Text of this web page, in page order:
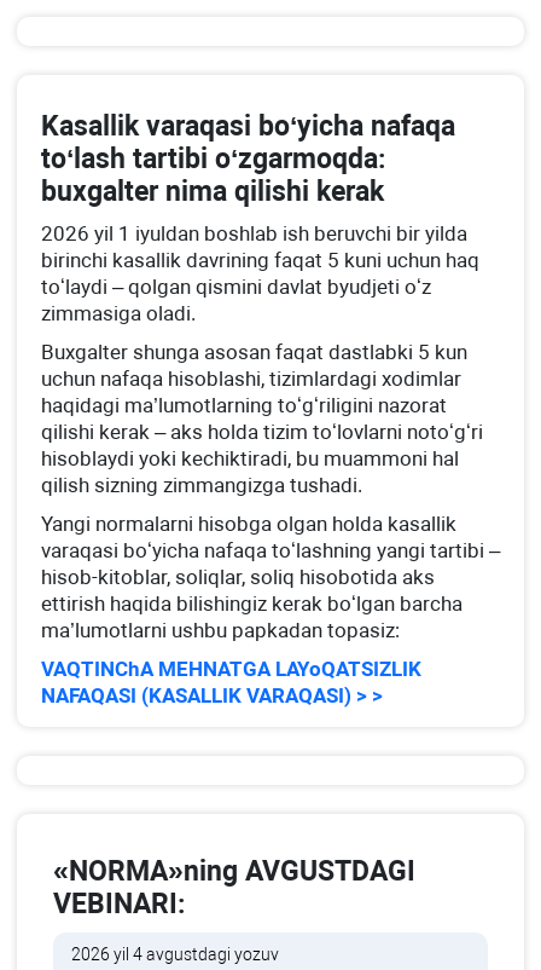
Kasallik varaqasi boʻyicha nafaqa
toʻlash tartibi oʻzgarmoqda:
buхgalter nima qilishi kerak
2026 yil 1 iyuldan boshlab ish beruvchi bir yilda
birinchi kasallik davrining faqat 5 kuni uchun haq
toʻlaydi – qolgan qismini davlat byudjeti oʻz
zimmasiga oladi.
Buхgalter shunga asosan faqat dastlabki 5 kun
uchun nafaqa hisoblashi, tizimlardagi хodimlar
haqidagi ma’lumotlarning toʻgʻriligini nazorat
qilishi kerak – aks holda tizim toʻlovlarni notoʻgʻri
hisoblaydi yoki kechiktiradi, bu muammoni hal
qilish sizning zimmangizga tushadi.
Yangi normalarni hisobga olgan holda kasallik
varaqasi boʻyicha nafaqa toʻlashning yangi tartibi –
hisob-kitoblar, soliqlar, soliq hisobotida aks
ettirish haqida bilishingiz kerak boʻlgan barcha
ma’lumotlarni ushbu papkadan topasiz:
VAQTINChA MEHNATGA LAYoQATSIZLIK
NAFAQASI (KASALLIK VARAQASI) > >
«NORMA»ning AVGUSTDAGI
VEBINARI:
2026 yil 4 avgustdagi yozuv